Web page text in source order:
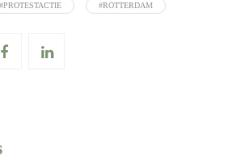
#PROTESTACTIE #ROTTERDAM